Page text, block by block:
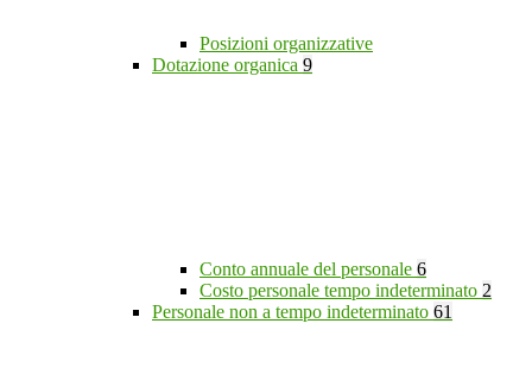
Posizioni organizzative
Dotazione organica 9
Conto annuale del personale 6
Costo personale tempo indeterminato 2
Personale non a tempo indeterminato 61